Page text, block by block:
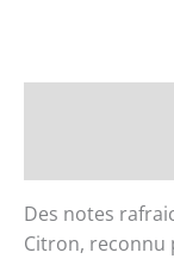
Yves
Rocher
Des notes
Citron, reconnu